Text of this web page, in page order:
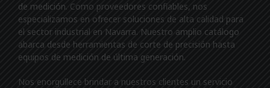
de medición. Como proveedores confiables, nos
especializamos en ofrecer soluciones de alta calidad para
el sector industrial en Navarra. Nuestro amplio catálogo
abarca desde herramientas de corte de precisión hasta
equipos de medición de última generación.
Nos enorgullece brindar a nuestros clientes un servicio